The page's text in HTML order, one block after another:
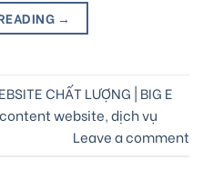
→
CHẤT LƯỢNG | BIG E
content website,dịch vụ
Leave a comment